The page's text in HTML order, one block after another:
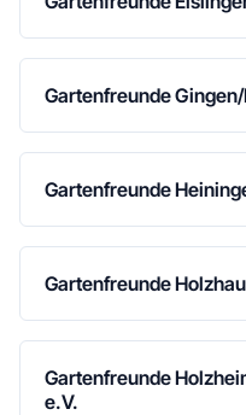
Gartenfreunde
Gartenfreunde
Gartenfreunde
Gartenfreunde
e.V.